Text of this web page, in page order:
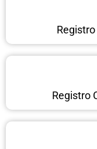
Registro